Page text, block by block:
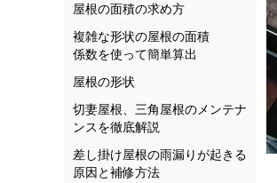
屋根の面積の求め方
複雑な形状の屋根の面積
係数を使って簡単算出
屋根の形状
切妻屋根、三角屋根のメンテナ
ンスを徹底解説
差し掛け屋根の雨漏りが起きる
原因と補修方法